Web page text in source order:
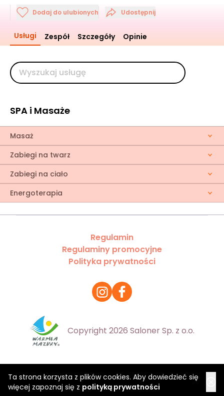
Ta strona korzysta z plików cookies. Aby dowiedzieć się
więcej zapoznaj się z polityką prywatności
Dodaj do ulubionych Udostępnij
Usługi Zespół Szczegóły Opinie
SPA i Masaże
Masaż
Zabiegi na twarz
Zabiegi na ciało
Energoterapia
Regulamin
Regulaminy promocyjne
Polityka prywatności
Copyright 2026 Saloner Sp. z o.o.